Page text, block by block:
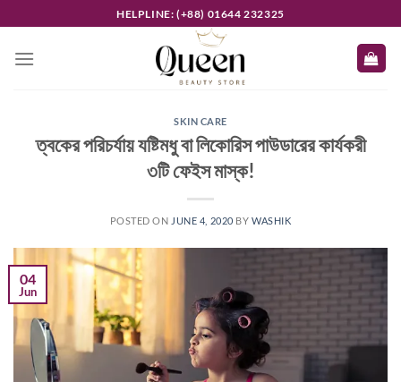
to
content
HELPLINE: (+88) 01644 232325
SKIN CARE
ত্বকের পরিচর্যায় যষ্টিমধু বা লিকোরিস পাউডারের কার্যকরী
৩টি ফেইস মাস্ক!
POSTED ON JUNE 4, 2020 BYWASHIK
04
Jun